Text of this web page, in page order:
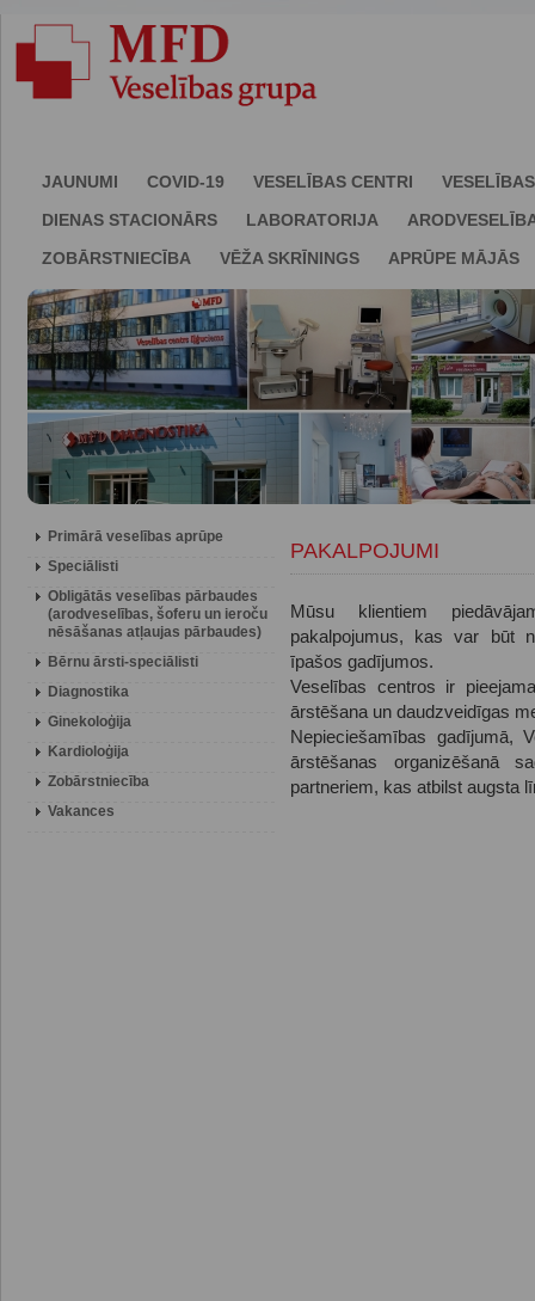
JAUNUMI COVID-19 VESELĪBAS CENTRI
DIENAS STACIONĀRS
LABORATORIJA
ZOBĀRSTNIECĪBA
VĒŽA SKRĪNINGS APRŪPE MĀJĀS
Primārā veselības aprūpe
Speciālisti
Obligātās veselības pārbaudes
(arodveselības, šoferu un ieroču
nēsāšanas atļaujas pārbaudes)
Bērnu ārsti-speciālisti
Diagnostika
Ginekoloģija
Kardioloģija
Zobārstniecība
Vakances
PAKALPOJUMI
Mūsu klientiem
pakalpojumus, kas var būt
īpašos gadījumos.
Veselības centros ir
ārstēšana un daudzveidīgas
Nepieciešamības gadījumā,
ārstēšanas organizēšanā
partneriem, kas atbilst augsta